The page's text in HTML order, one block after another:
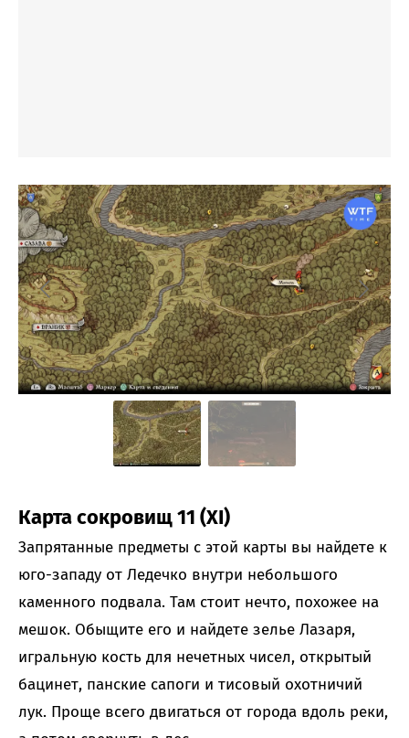
Карта сокровищ 11 (XI)
Запрятанные предметы с этой карты вы найдете к
юго-западу от Ледечко внутри небольшого
каменного подвала. Там стоит нечто, похожее на
мешок. Обыщите его и найдете зелье Лазаря,
игральную кость для нечетных чисел, открытый
бацинет, панские сапоги и тисовый охотничий
лук. Проще всего двигаться от города вдоль реки,